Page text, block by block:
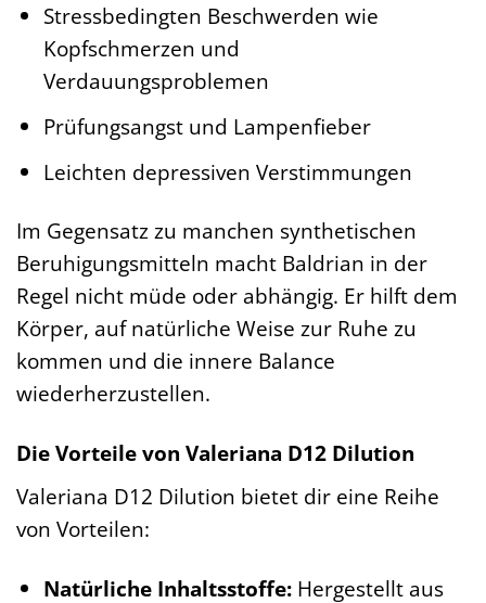
Stressbedingten Beschwerden wie
Kopfschmerzen und
Verdauungsproblemen
Prüfungsangst und Lampenfieber
Leichten depressiven Verstimmungen
Im Gegensatz zu manchen synthetischen
Beruhigungsmitteln macht Baldrian in der
Regel nicht müde oder abhängig. Er hilft dem
Körper, auf natürliche Weise zur Ruhe zu
kommen und die innere Balance
wiederherzustellen.
Die Vorteile von Valeriana D12 Dilution
Valeriana D12 Dilution bietet dir eine Reihe
von Vorteilen:
Natürliche Inhaltsstoffe:Hergestellt aus